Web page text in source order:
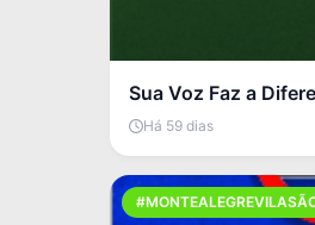
Sua Voz Faz a
Há 59 dias